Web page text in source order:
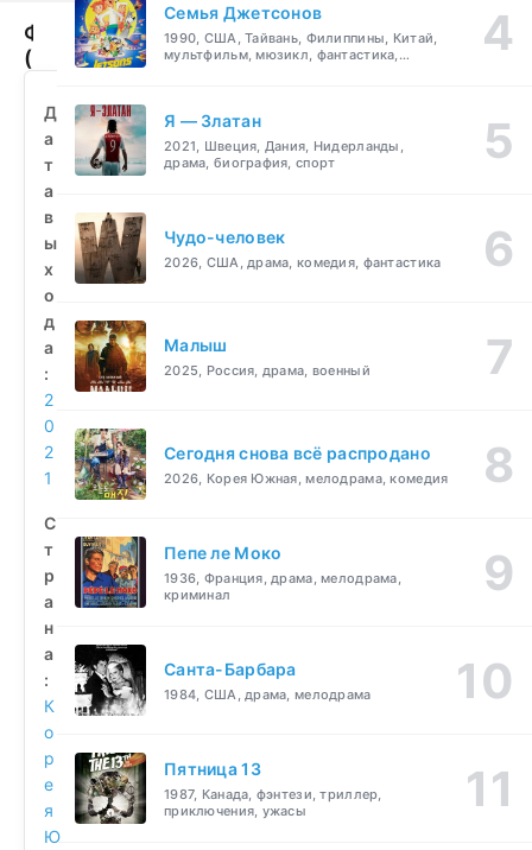
Фрик
(2021)
бесплатно
Д
а
т
а
в
ы
х
о
д
а
:
2
0
2
1
С
т
р
а
н
а
:
К
о
р
е
я
Ю
Семья Джетсонов
1990, США, Тайвань, Филиппины, Китай,
мультфильм, мюзикл, фантастика,
Я — Златан
2021, Швеция, Дания, Нидерланды,
драма, биография, спорт
Чудо-человек
2026, США, драма, комедия, фантастика
Малыш
2025, Россия, драма, военный
Сегодня снова всё распродано
2026, Корея Южная, мелодрама, комедия
Пепе ле Моко
1936, Франция, драма, мелодрама,
криминал
Санта-Барбара
1984, США, драма, мелодрама
Пятница 13
1987, Канада, фэнтези, триллер,
приключения, ужасы